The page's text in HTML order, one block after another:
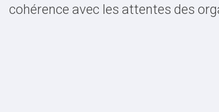
cohérence avec les attentes des